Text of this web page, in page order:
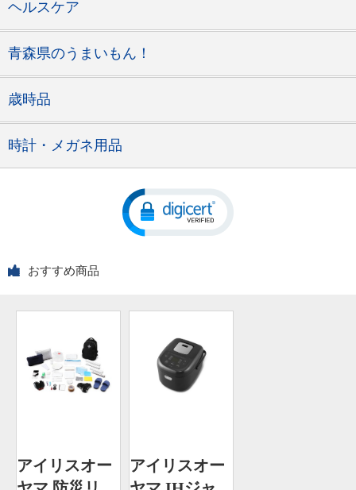
ヘルスケア
青森県のうまいもん！
歳時品
時計・メガネ用品
おすすめ商品
アイリスオー
アイリスオー